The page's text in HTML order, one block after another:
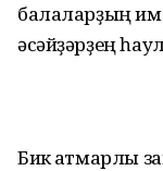
балаларҙың
әсәйҙәрҙең
Бик ҡатмарлы